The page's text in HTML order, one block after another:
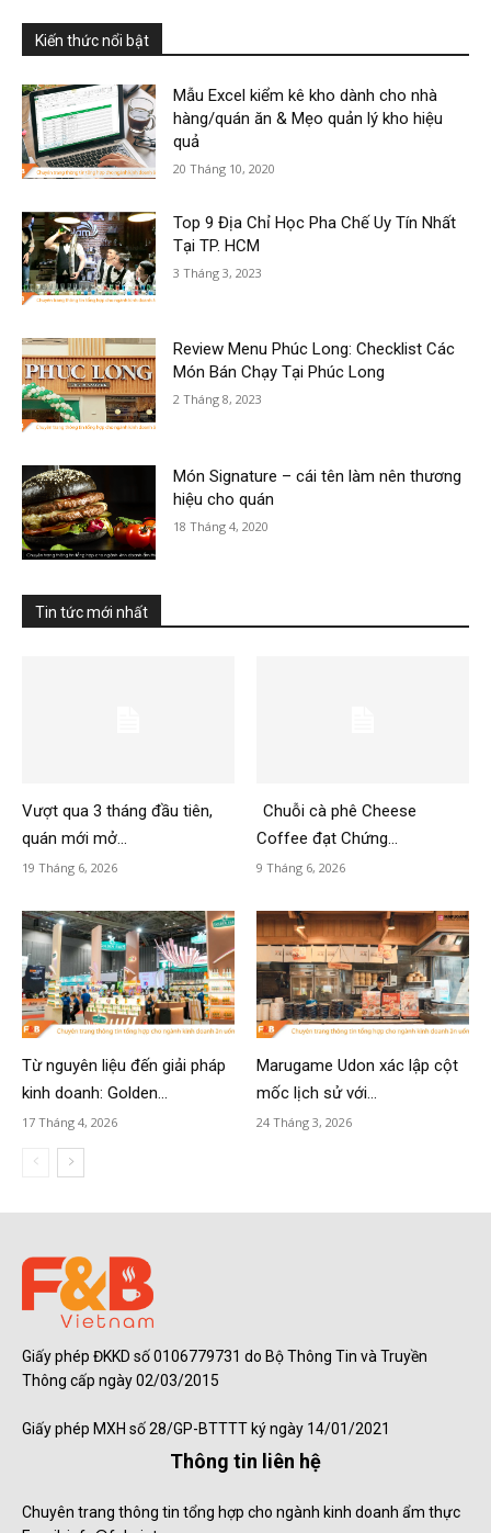
Kiến thức nổi bật
Mẫu Excel kiểm kê kho dành cho nhà
hàng/quán ăn & Mẹo quản lý kho hiệu
quả
20 Tháng 10, 2020
Top 9 Địa Chỉ Học Pha Chế Uy Tín Nhất
Tại TP. HCM
3 Tháng 3, 2023
Review Menu Phúc Long: Checklist Các
Món Bán Chạy Tại Phúc Long
2 Tháng 8, 2023
Món Signature – cái tên làm nên thương
hiệu cho quán
18 Tháng 4, 2020
Tin tức mới nhất
Vượt qua 3 tháng đầu tiên,
quán mới mở...
19 Tháng 6, 2026
Chuỗi cà phê Cheese
Coffee đạt Chứng...
9 Tháng 6, 2026
Từ nguyên liệu đến giải pháp
kinh doanh: Golden...
17 Tháng 4, 2026
Marugame Udon xác lập cột
mốc lịch sử với...
24 Tháng 3, 2026
Giấy phép ĐKKD số 0106779731 do Bộ Thông Tin và Truyền
Thông cấp ngày 02/03/2015
Giấy phép MXH số 28/GP-BTTTT ký ngày 14/01/2021
Thông tin liên hệ
Chuyên trang thông tin tổng hợp cho ngành kinh doanh ẩm thực